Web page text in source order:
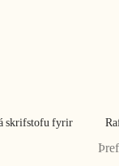
skrifstofu fyrir